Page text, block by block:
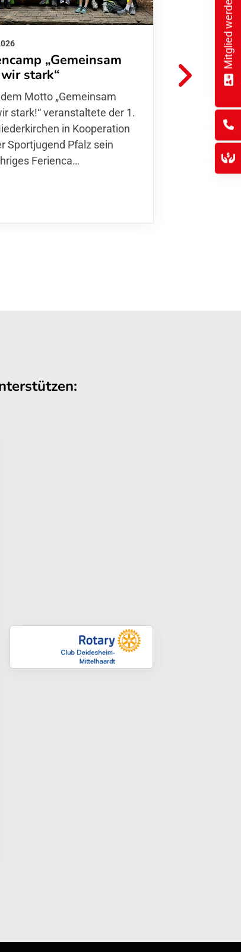
„Gemeinsam
stark“
Motto „Gemeinsam sind
veranstaltete der 1. FFC
in Kooperation mit
Pfalz sein
Ferienca…
26.06.2026
unserer
,…
Mitglied werden!